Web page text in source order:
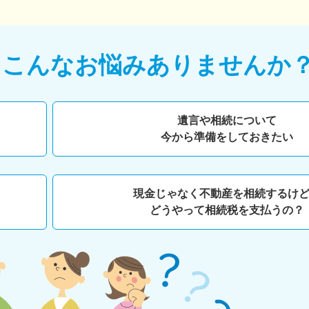
こんなお悩みありませんか
遺言や相続について
今から準備をしておきたい
現金じゃなく不動産を相続するけ
どうやって相続税を支払うの？